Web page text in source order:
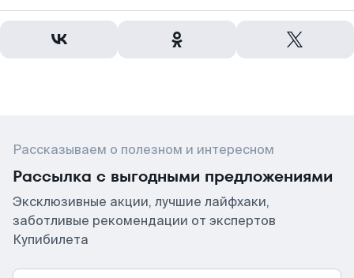
Рассказываем о полезном и интересном
Рассылка с выгодными предложениями
Эксклюзивные акции, лучшие лайфхаки,
заботливые рекомендации от экспертов
Купибилета